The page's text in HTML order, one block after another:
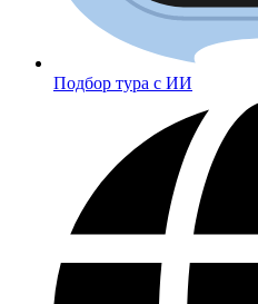
Подбор тура с ИИ